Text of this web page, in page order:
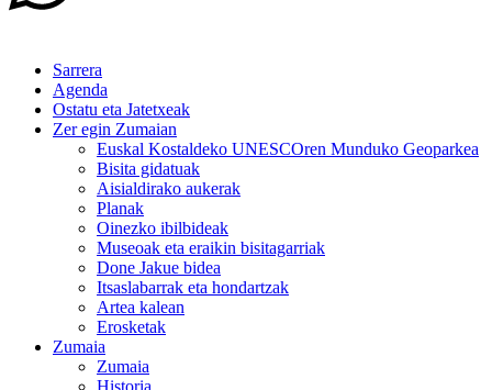
Sarrera
Agenda
Ostatu eta Jatetxeak
Zer egin Zumaian
Euskal Kostaldeko UNESCOren Munduko Geoparkea
Bisita gidatuak
Aisialdirako aukerak
Planak
Oinezko ibilbideak
Museoak eta eraikin bisitagarriak
Done Jakue bidea
Itsaslabarrak eta hondartzak
Artea kalean
Erosketak
Zumaia
Zumaia
Historia